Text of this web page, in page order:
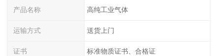
产品名称 高纯工业气体
运输方式 送货上门
证书 标准物质证书、合格证